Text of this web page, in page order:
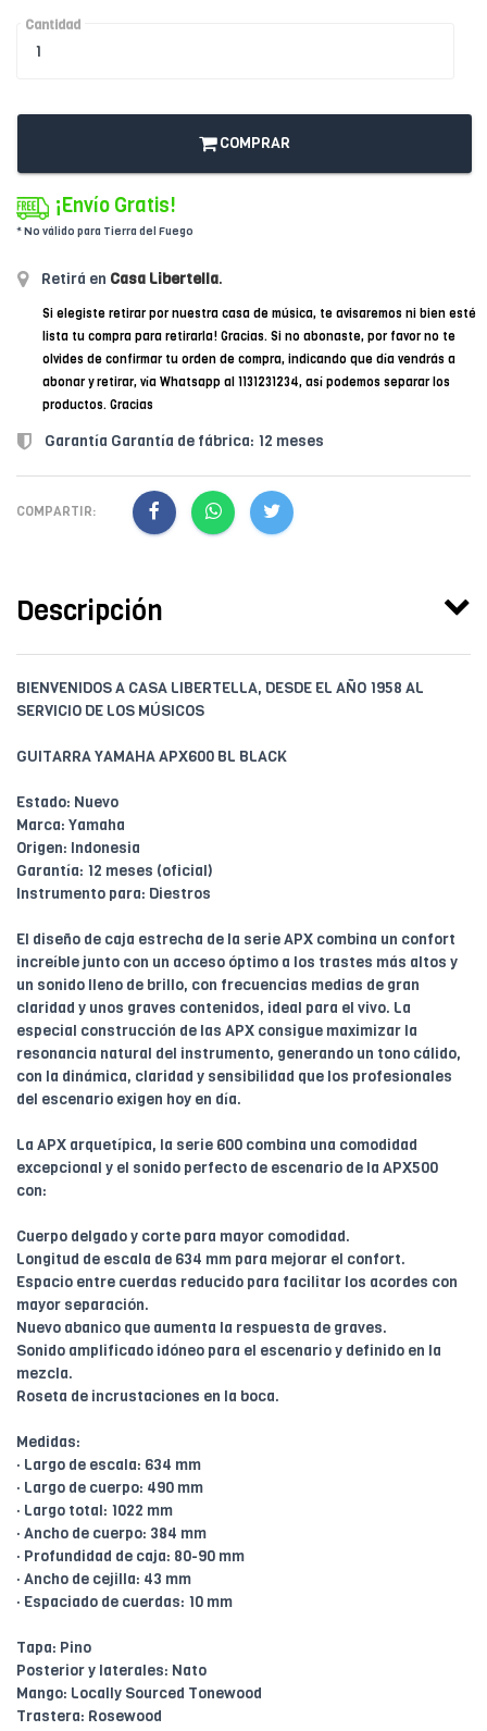
Cantidad
COMPRAR
¡Envío Gratis!
* No válido para Tierra del Fuego
Retirá en Casa Libertella.
Si elegiste retirar por nuestra casa de música, te avisaremos ni bien esté
lista tu compra para retirarla! Gracias. Si no abonaste, por favor no te
olvides de confirmar tu orden de compra, indicando que día vendrás a
abonar y retirar, vía Whatsapp al 1131231234, así podemos separar los
productos. Gracias
Garantía Garantía de fábrica: 12 meses
COMPARTIR:
Descripción
BIENVENIDOS A CASA LIBERTELLA, DESDE EL AÑO 1958 AL
SERVICIO DE LOS MÚSICOS
GUITARRA YAMAHA APX600 BL BLACK
Estado: Nuevo
Marca: Yamaha
Origen: Indonesia
Garantía: 12 meses (oficial)
Instrumento para: Diestros
El diseño de caja estrecha de la serie APX combina un confort
increíble junto con un acceso óptimo a los trastes más altos y
un sonido lleno de brillo, con frecuencias medias de gran
claridad y unos graves contenidos, ideal para el vivo. La
especial construcción de las APX consigue maximizar la
resonancia natural del instrumento, generando un tono cálido,
con la dinámica, claridad y sensibilidad que los profesionales
del escenario exigen hoy en día.
La APX arquetípica, la serie 600 combina una comodidad
excepcional y el sonido perfecto de escenario de la APX500
con:
Cuerpo delgado y corte para mayor comodidad.
Longitud de escala de 634 mm para mejorar el confort.
Espacio entre cuerdas reducido para facilitar los acordes con
mayor separación.
Nuevo abanico que aumenta la respuesta de graves.
Sonido amplificado idóneo para el escenario y definido en la
mezcla.
Roseta de incrustaciones en la boca.
Medidas:
· Largo de escala: 634 mm
· Largo de cuerpo: 490 mm
· Largo total: 1022 mm
· Ancho de cuerpo: 384 mm
· Profundidad de caja: 80-90 mm
· Ancho de cejilla: 43 mm
· Espaciado de cuerdas: 10 mm
Tapa: Pino
Posterior y laterales: Nato
Mango: Locally Sourced Tonewood
Trastera: Rosewood